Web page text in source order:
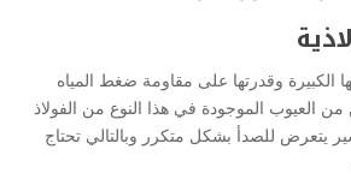
الكبيرة وقدرتها على مقاومة ضغط المياه
من العيوب الموجودة في هذا النوع من الفولاذ
يتعرض للصدأ بشكل متكرر وبالتالي تحتاج